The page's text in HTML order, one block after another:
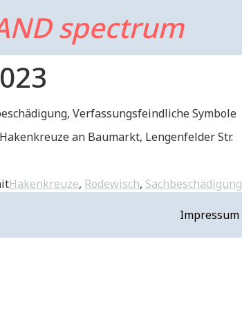
spectrum
Verfassungsfeindliche Symbole
an Baumarkt, Lengenfelder Str.
Hakenkreuze, Rodewisch, Sachbeschädigung
Impressum